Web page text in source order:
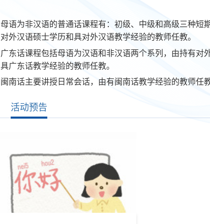
母语为非汉语的普通话课程有：初级、中级和高级三种短
对外汉语硕士学历和具对外汉语教学经验的教师任教。
广东话课程包括母语为汉语和非汉语两个系列，由持有对
具广东话教学经验的教师任教。
闽南话主要讲授日常会话，由有闽南话教学经验的教师任教
活动预告